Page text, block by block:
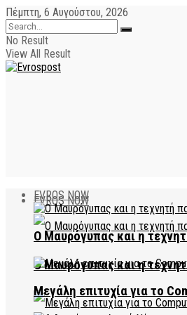
Πέμπτη, 6 Αυγούστου, 2026
No Result
View All Result
EVROS NOW
Ο Μαυρόγυπας και η
EVROS NOW
Ο Μαυρόγυπας και η
Μεγάλη επιτυχία για το